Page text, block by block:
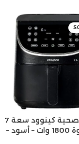
مقلاة صحية كينوود سعة 7
لتر وقوة 1800 وات – أسود –